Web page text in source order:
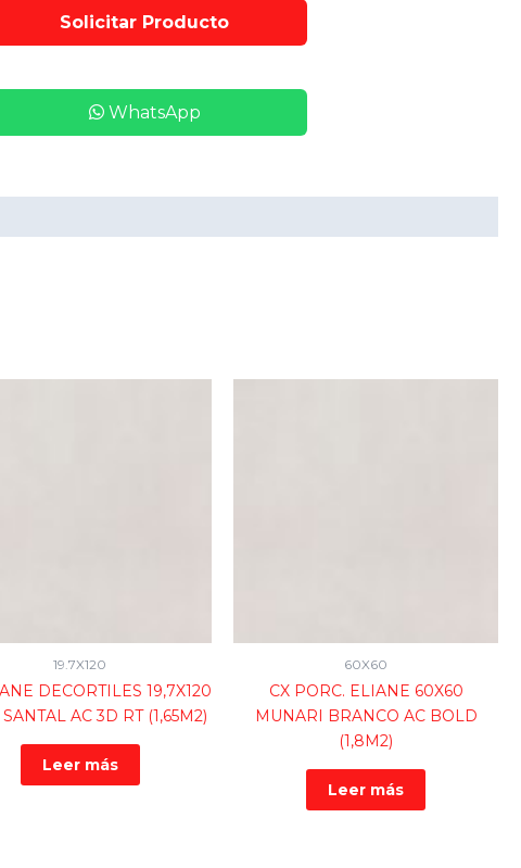
WhatsApp
19.7X120
DECORTILES 19,7X120
AC 3D RT (1,65M2)
Leer más
60X60
CX PORC. ELIANE 60X60
MUNARI BRANCO AC BOLD
(1,8M2)
Leer más